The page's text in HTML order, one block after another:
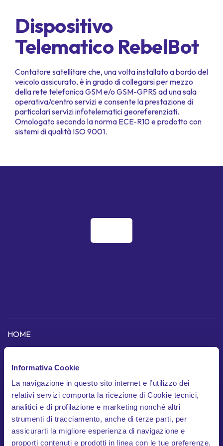
Informativa Cookie
La navigazione in questo sito internet e l’utilizzo dei
relativi servizi comporta la ricezione di Cookie tecnici,
analitici e di profilazione e marketing nonché altri
strumenti di tracciamento, anche di terze parti, per
assicurarti la migliore esperienza di navigazione e
proporti contenuti e prodotti in linea con le tue preferenze.
Dispositivo
Telematico RebelBot
Contatore satellitare che, una volta installato a bordo del
veicolo assicurato, è in grado di collegarsi per mezzo
della rete telefonica GSM e/o GSM-GPRS ad una sala
operativa/centro servizi e consente la prestazione di
particolari servizi infotelematici georeferenziati.
Omologato secondo la norma ECE-R10 e prodotto con
sistemi di qualità ISO 9001.
HOME
COME FUNZIONA
Scopri l'app
Dispositivo telematico
In cosa siamo unici
Garanzie